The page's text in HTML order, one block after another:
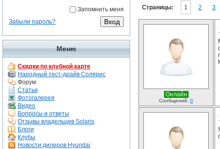
Запомнить меня
Забыли пароль?
Меню
Скидки по клубной карте
Народный тест-драйв Солярис
Форум
Статьи
Фотогалерея
Видео
Вопросы и ответы
Отзывы владельцев Solaris
Блоги
Клубы
Новости дилеров Hyundai
Страницы: 1 2 3
Онлайн
Сообщений: 0